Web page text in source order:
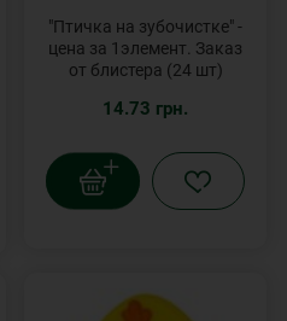
"Птичка на зубочистке" -
цена за 1элемент. Заказ
от блистера (24 шт)
14.73 грн.